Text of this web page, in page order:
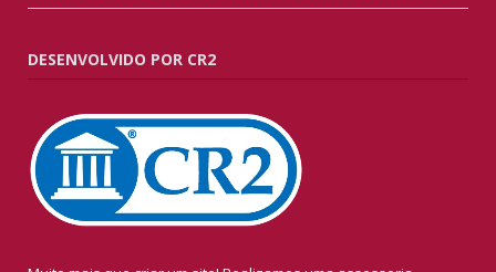
DESENVOLVIDO POR CR2